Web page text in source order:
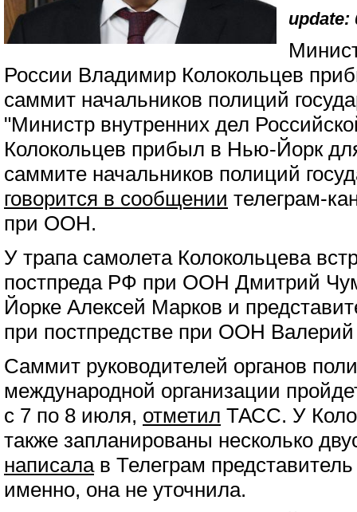
update:
России Владимир Колокольцев
саммит начальников полиций
"Министр внутренних дел
Колокольцев прибыл в Нью-Йорк
саммите начальников полиций
говорится в сообщении телеграм-
при ООН.
У трапа самолета Колокольцева
постпреда РФ при ООН Дмитрий
Йорке Алексей Марков и
при постпредстве при ООН
Саммит руководителей органов
международной организации
с 7 по 8 июля, отметил ТАСС. У
также запланированы несколько
написалав Телеграм
именно, она не уточнила.